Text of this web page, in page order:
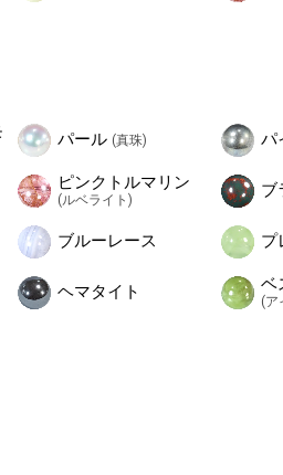
パール (真珠) パ
ピンクトルマリン
(ルベライト) ブ
ブルーレース プ
ヘマタイト ベ
(ア